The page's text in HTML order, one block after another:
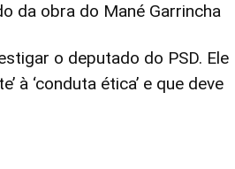
da obra do Mané Garrincha
o deputado do PSD. Ele
à ‘conduta ética’ e que deve